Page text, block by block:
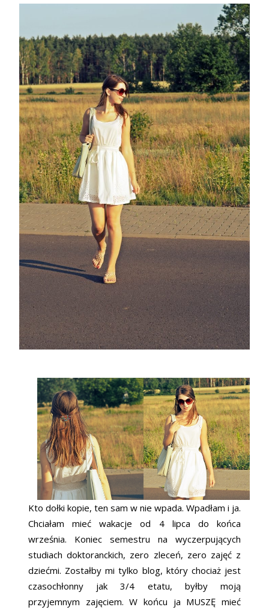
Kto dołki kopie, ten sam w nie wpada. Wpadłam i ja.
Chciałam mieć wakacje od 4 lipca do końca
września. Koniec semestru na wyczerpujących
studiach doktoranckich, zero zleceń, zero zajęć z
dziećmi. Zostałby mi tylko blog, który chociaż jest
czasochłonny jak 3/4 etatu, byłby moją
przyjemnym zajęciem. W końcu ja MUSZĘ mieć